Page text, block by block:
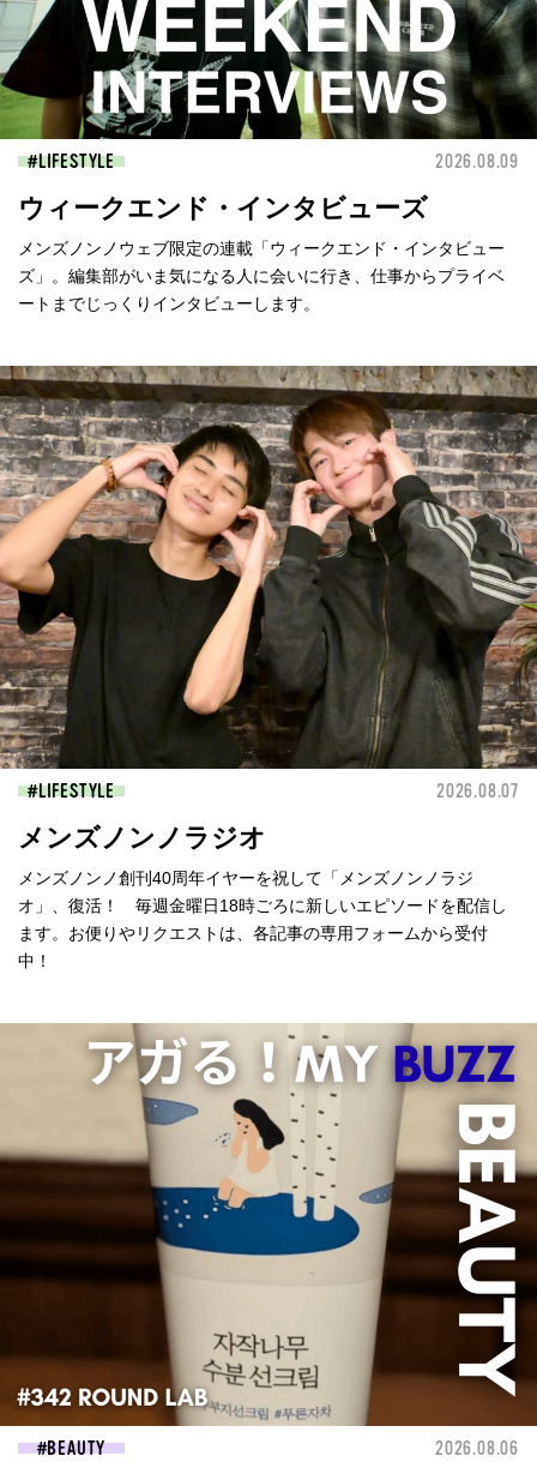
LIFESTYLE 2026.08.09
ウィークエンド・インタビューズ
メンズノンノウェブ限定の連載「ウィークエンド・インタビュー
ズ」。編集部がいま気になる人に会いに行き、仕事からプライベ
ートまでじっくりインタビューします。
LIFESTYLE 2026.08.07
メンズノンノラジオ
メンズノンノ創刊40周年イヤーを祝して「メンズノンノラジ
オ」、復活！ 毎週金曜日18時ごろに新しいエピソードを配信し
ます。お便りやリクエストは、各記事の専用フォームから受付
中！
BEAUTY 2026.08.06